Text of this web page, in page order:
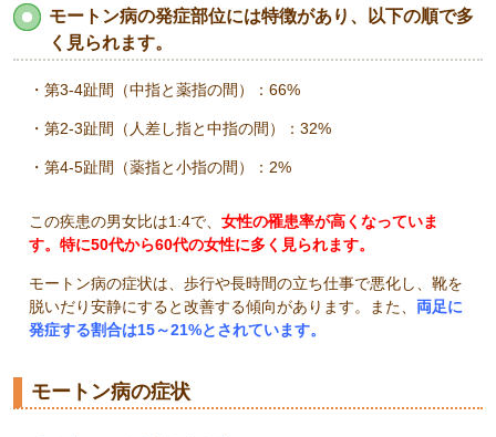
モートン病の発症部位には特徴があり、以下の順で多
く見られます。
・第3-4趾間（中指と薬指の間）： 66%
・第2-3趾間（人差し指と中指の間）： 32%
・第4-5趾間（薬指と小指の間）： 2%
この疾患の男女比は1:4で、 女性の罹患率が高くなっていま
す。特に50代から60代の女性に多く見られます。
モートン病の症状は、歩行や長時間の立ち仕事で悪化し、靴を
脱いだり安静にすると改善する傾向があります。また、 両足に
発症する割合は15～21%とされています。
モートン病の症状